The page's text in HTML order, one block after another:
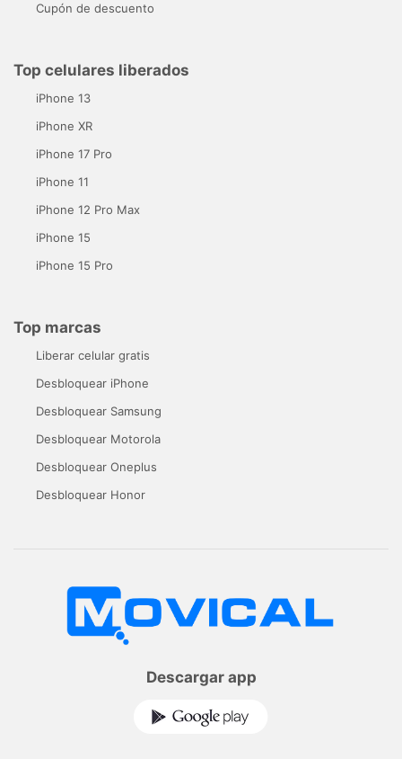
Cupón de descuento
Top celulares liberados
iPhone 13
iPhone XR
iPhone 17 Pro
iPhone 11
iPhone 12 Pro Max
iPhone 15
iPhone 15 Pro
Top marcas
Liberar celular gratis
Desbloquear iPhone
Desbloquear Samsung
Desbloquear Motorola
Desbloquear Oneplus
Desbloquear Honor
Descargar app